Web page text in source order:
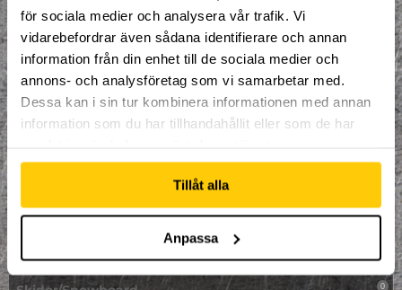
för sociala medier och analysera vår trafik. Vi
vidarebefordrar även sådana identifierare och annan
information från din enhet till de sociala medier och
annons- och analysföretag som vi samarbetar med.
Dessa kan i sin tur kombinera informationen med annan
information som du har tillhandahållit eller som de har
Tillåt alla
Anpassa
Multisport
Mässa
NPF-Träning
Påsklovsläger
0